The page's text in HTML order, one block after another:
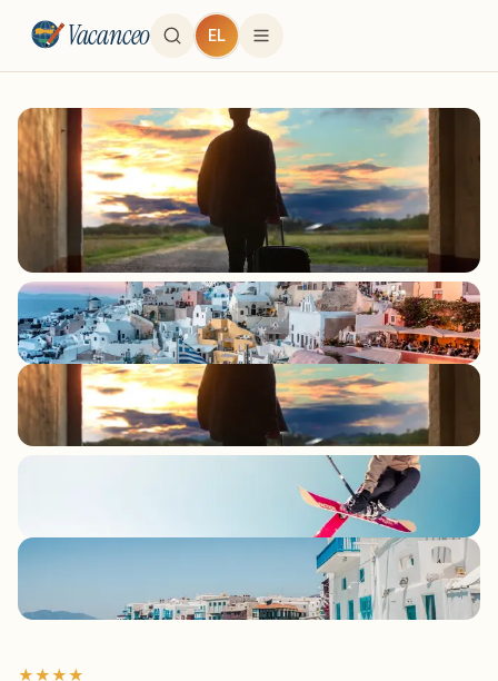
Vacanceo EL
★★★★